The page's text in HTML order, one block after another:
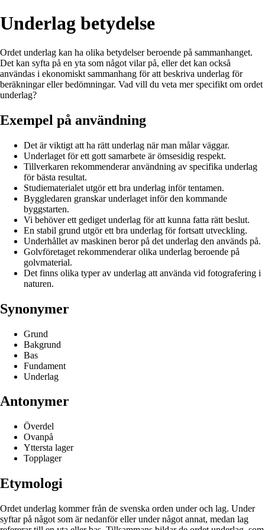
Underlag betydelse
Ordet underlag kan ha olika betydelser beroende på sammanhanget.
Det kan syfta på en yta som något vilar på, eller det kan också
användas i ekonomiskt sammanhang för att beskriva underlag för
beräkningar eller bedömningar. Vad vill du veta mer specifikt om ordet
underlag?
Exempel på användning
Det är viktigt att ha rätt underlag när man målar väggar.
Underlaget för ett gott samarbete är ömsesidig respekt.
Tillverkaren rekommenderar användning av specifika underlag
för bästa resultat.
Studiematerialet utgör ett bra underlag inför tentamen.
Byggledaren granskar underlaget inför den kommande
byggstarten.
Vi behöver ett gediget underlag för att kunna fatta rätt beslut.
En stabil grund utgör ett bra underlag för fortsatt utveckling.
Underhållet av maskinen beror på det underlag den används på.
Golvföretaget rekommenderar olika underlag beroende på
golvmaterial.
Det finns olika typer av underlag att använda vid fotografering i
naturen.
Synonymer
Grund
Bakgrund
Bas
Fundament
Underlag
Antonymer
Överdel
Ovanpå
Yttersta lager
Topplager
Etymologi
Ordet underlag kommer från de svenska orden under och lag. Under
syftar på något som är nedanför eller under något annat, medan lag